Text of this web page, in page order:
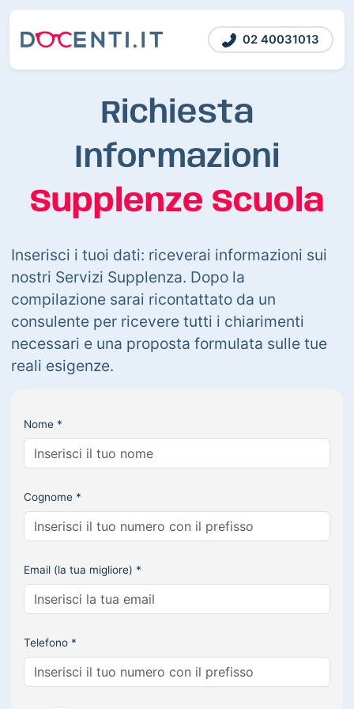
02 40031013
Richiesta
Informazioni
Supplenze Scuola
Inserisci i tuoi dati: riceverai informazioni sui
nostri Servizi Supplenza. Dopo la
compilazione sarai ricontattato da un
consulente per ricevere tutti i chiarimenti
necessari e una proposta formulata sulle tue
reali esigenze.
Nome *
Cognome *
Email (la tua migliore) *
Telefono *